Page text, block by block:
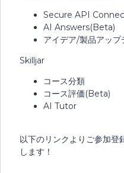
Secure API
AI Answers(Beta)
アイデア/製品アッ
Skilljar
コース分類
コース評価(Beta)
AI Tutor
以下のリンクよりご参加登
します！